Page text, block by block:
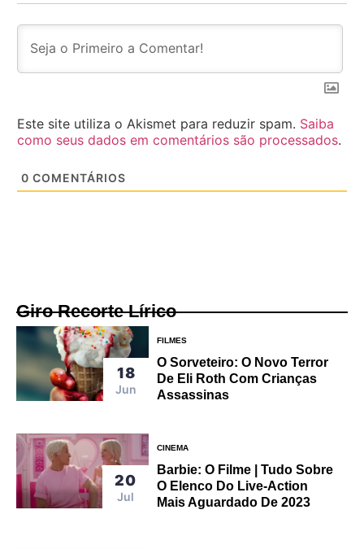
Este site utiliza o Akismet para reduzir spam. Saiba
como seus dados em comentários são processados.
0 COMENTÁRIOS
Giro Recorte Lírico
18
Jun
FILMES
O Sorveteiro: O Novo Terror
De Eli Roth Com Crianças
Assassinas
20
Jul
CINEMA
Barbie: O Filme | Tudo Sobre
O Elenco Do Live-Action
Mais Aguardado De 2023